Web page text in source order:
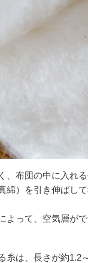
、布団の中に入れ
綿）を引き伸ばし
よって、空気層が
糸は、長さが約1.2